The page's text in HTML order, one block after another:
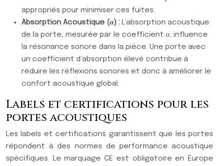
appropriés pour minimiser ces fuites.
Absorption Acoustique (α) : L’absorption acoustique
de la porte, mesurée par le coefficient α, influence
la résonance sonore dans la pièce. Une porte avec
un coefficient d’absorption élevé contribue à
réduire les réflexions sonores et donc à améliorer le
confort acoustique global.
Labels et certifications pour les
portes acoustiques
Les labels et certifications garantissent que les portes
répondent à des normes de performance acoustique
spécifiques. Le marquage CE est obligatoire en Europe